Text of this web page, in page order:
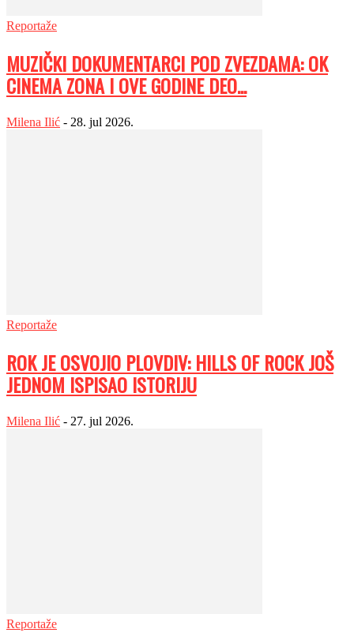
Reportaže
MUZIČKI DOKUMENTARCI POD ZVEZDAMA: OK
CINEMA ZONA I OVE GODINE DEO...
Milena Ilić - 28. jul 2026.
Reportaže
ROK JE OSVOJIO PLOVDIV: HILLS OF ROCK JOŠ
JEDNOM ISPISAO ISTORIJU
Milena Ilić - 27. jul 2026.
Reportaže